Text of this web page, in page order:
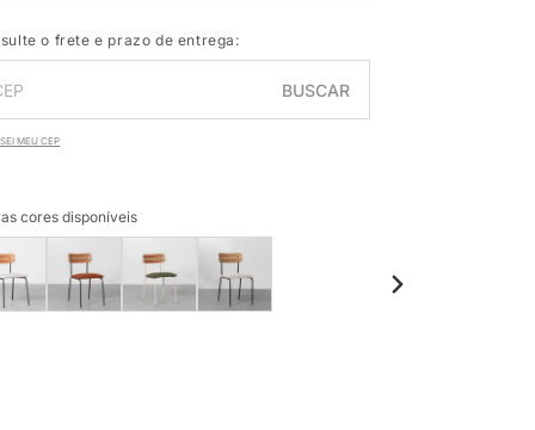
o frete e prazo de entrega:
BUSCAR
MEU CEP
cores disponíveis